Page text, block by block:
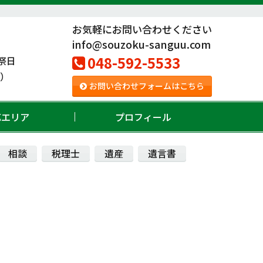
日
お気軽にお問い合わせください
info@souzoku-sanguu.com
048-592-5533
お問い合わせフォームはこちら
リア プロフィール
相談 税理士 遺産 遺言書